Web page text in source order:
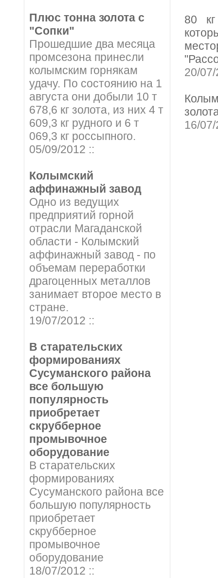
Плюс тонна золота с
"Сопки"
Прошедшие два месяца
промсезона принесли
колымским горнякам
удачу. По состоянию на 1
августа они добыли 10 т
678,6 кг золота, из них 4 т
609,3 кг рудного и 6 т
069,3 кг россыпного.
05/09/2012 ::
Колымский
аффинажный завод
Одно из ведущих
предприятий горной
отрасли Магаданской
области - Колымский
аффинажный завод - по
объемам переработки
драгоценных металлов
занимает второе место в
стране.
19/07/2012 ::
В старательских
формированиях
Сусуманского района
все большую
популярность
приобретает
скрубберное
промывочное
оборудование
В старательских
формированиях
Сусуманского района все
большую популярность
приобретает
скрубберное
промывочное
оборудование
18/07/2012 ::
80
20/
16/